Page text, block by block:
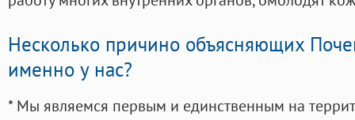
Несколько причино объясняющих
именно у нас?
* Мы являемся первым и единственным на